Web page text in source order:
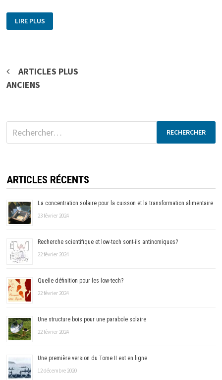
LIRE PLUS
Navigation
des
ARTICLES PLUS
ANCIENS
Rechercher :
ARTICLES RÉCENTS
La concentration solaire pour la cuisson et la transformation alimentaire
23 février 2024
Recherche scientifique et low-tech sont-ils antinomiques?
22 février 2024
Quelle définition pour les low-tech?
22 février 2024
Une structure bois pour une parabole solaire
22 février 2024
Une première version du Tome II est en ligne
12 décembre 2020